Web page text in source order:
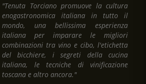
"Tenuta Torciano promuove la cultura
enogastronomica italiana in tutto il
mondo, una bellissima esperienza
italiana per imparare le migliori
combinazioni tra vino e cibo, l'etichetta
del bicchiere, i segreti della cucina
italiana, le tecniche di vinificazione
toscana e altro ancora."